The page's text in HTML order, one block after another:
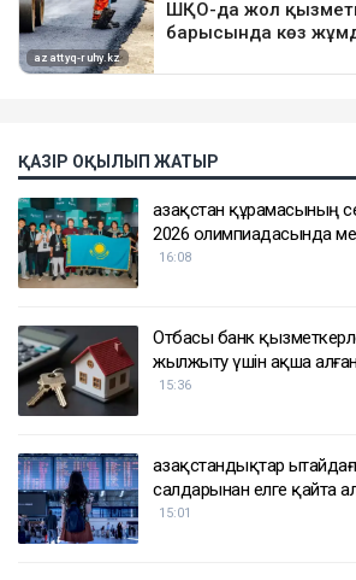
ҚАЗІР ОҚЫЛЫП ЖАТЫР
Қазақстан құрамасының
2026 олимпиадасында
16:08
Отбасы банк
жылжыту үшін ақша алған
15:36
Қазақстандықтар
салдарынан елге қайта
15:01